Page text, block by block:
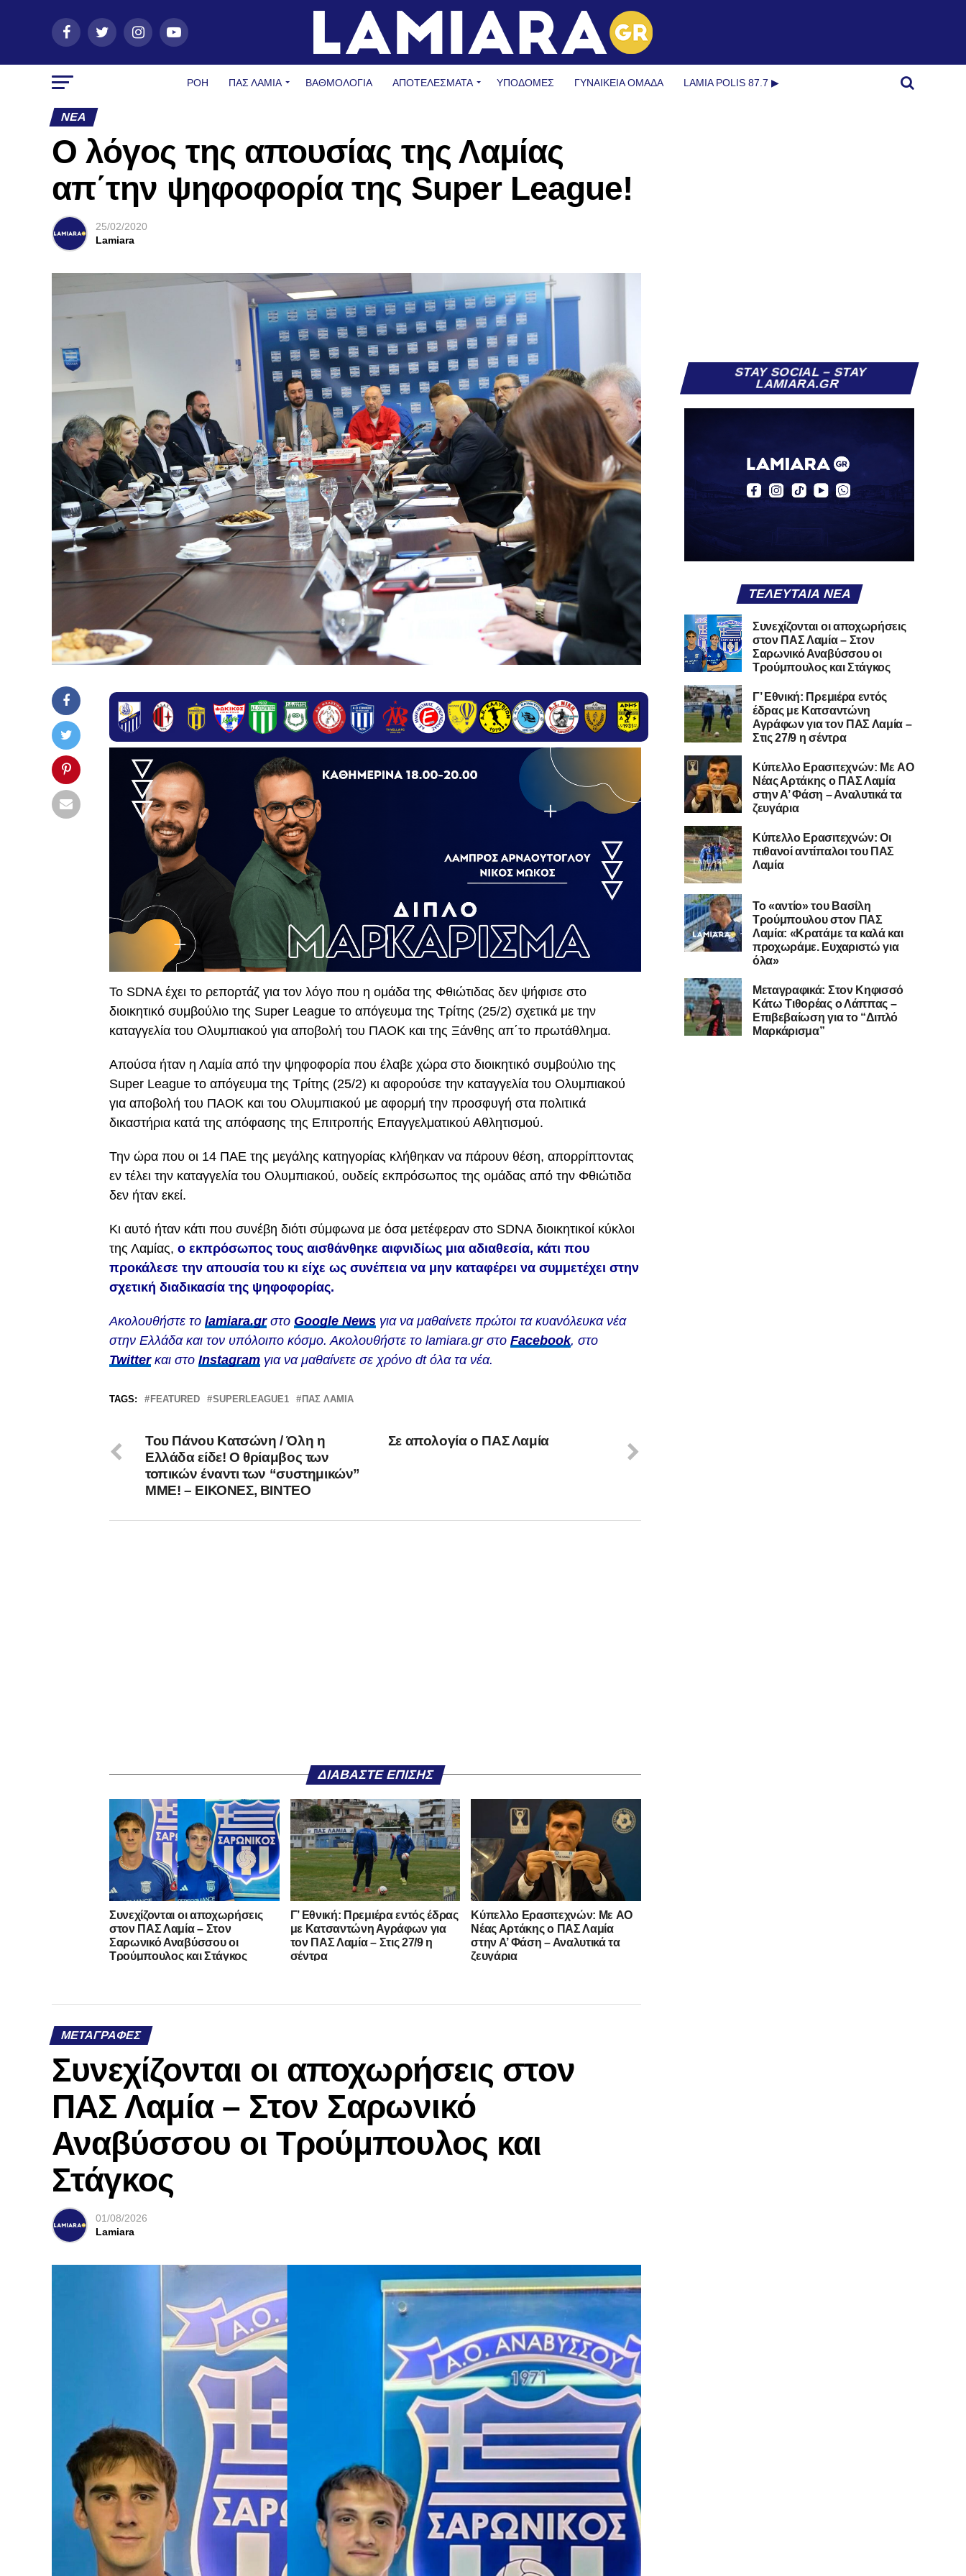
ΡΟΗ ΠΑΣ ΛΑΜΊΑ ΒΑΘΜΟΛΟΓΙΑ ΑΠΟΤΕΛΕΣΜΑΤΑ ΥΠΟΔΟΜΈΣ ΓΥΝΑΙΚΕΊΑ ΟΜΆΔΑ LAMIA POLIS 87.7 ▶︎
ΝΈΑ
O λόγος της απουσίας της Λαμίας
απ΄την ψηφοφορία της Super League!
25/02/2020
Lamiara
Το SDNA έχει το ρεπορτάζ για τον λόγο που η ομάδα της Φθιώτιδας δεν ψήφισε στο
διοικητικό συμβούλιο της Super League το απόγευμα της Τρίτης (25/2) σχετικά με την
καταγγελία του Ολυμπιακού για αποβολή του ΠΑΟΚ και της Ξάνθης απ΄το πρωτάθλημα.
Απούσα ήταν η Λαμία από την ψηφοφορία που έλαβε χώρα στο διοικητικό συμβούλιο της
Super League το απόγευμα της Τρίτης (25/2) κι αφορούσε την καταγγελία του Ολυμπιακού
για αποβολή του ΠΑΟΚ και του Ολυμπιακού με αφορμή την προσφυγή στα πολιτικά
δικαστήρια κατά της απόφασης της Επιτροπής Επαγγελματικού Αθλητισμού.
Την ώρα που οι 14 ΠΑΕ της μεγάλης κατηγορίας κλήθηκαν να πάρουν θέση, απορρίπτοντας
εν τέλει την καταγγελία του Ολυμπιακού, ουδείς εκπρόσωπος της ομάδας από την Φθιώτιδα
δεν ήταν εκεί.
Κι αυτό ήταν κάτι που συνέβη διότι σύμφωνα με όσα μετέφεραν στο SDNA διοικητικοί κύκλοι
της Λαμίας, o εκπρόσωπος τους αισθάνθηκε αιφνιδίως μια αδιαθεσία, κάτι που
προκάλεσε την απουσία του κι είχε ως συνέπεια να μην καταφέρει να συμμετέχει στην
σχετική διαδικασία της ψηφοφορίας.
Ακολουθήστε το lamiara.grστο Google News για να μαθαίνετε πρώτοι τα κυανόλευκα νέα
στην Ελλάδα και τον υπόλοιπο κόσμο. Ακολουθήστε το lamiara.gr στο Facebook, στο
Twitterκαι στο Instagram για να μαθαίνετε σε χρόνο dt όλα τα νέα.
TAGS: FEATURED SUPERLEAGUE1 ΠΑΣ ΛΑΜΙΑ
Σε απολογία ο ΠΑΣ Λαμία
Του Πάνου Κατσώνη / Όλη η
Ελλάδα είδε! Ο θρίαμβος των
τοπικών έναντι των “συστημικών”
ΜΜΕ! – ΕΙΚΟΝΕΣ, ΒΙΝΤΕΟ
ΔΙΑΒΆΣΤΕ ΕΠΊΣΗΣ
Συνεχίζονται οι αποχωρήσεις
στον ΠΑΣ Λαμία – Στον
Σαρωνικό Αναβύσσου οι
Τρούμπουλος και Στάγκος
Γ’ Εθνική: Πρεμιέρα εντός έδρας
με Κατσαντώνη Αγράφων για
τον ΠΑΣ Λαμία – Στις 27/9 η
σέντρα
Kύπελλο Ερασιτεχνών: Με AO
Nέας Αρτάκης ο ΠΑΣ Λαμία
στην Α’ Φάση – Αναλυτικά τα
ζευγάρια
ΜΕΤΑΓΡΑΦΈΣ
Συνεχίζονται οι αποχωρήσεις στον
ΠΑΣ Λαμία – Στον Σαρωνικό
Αναβύσσου οι Τρούμπουλος και
Στάγκος
01/08/2026
Lamiara
STAY SOCIAL – STAY
LAMIARA.GR
ΤΕΛΕΥΤΑΊΑ ΝΈΑ
Συνεχίζονται οι αποχωρήσεις
στον ΠΑΣ Λαμία – Στον
Σαρωνικό Αναβύσσου οι
Τρούμπουλος και Στάγκος
Γ’ Εθνική: Πρεμιέρα εντός
έδρας με Κατσαντώνη
Αγράφων για τον ΠΑΣ Λαμία –
Στις 27/9 η σέντρα
Kύπελλο Ερασιτεχνών: Με AO
Nέας Αρτάκης ο ΠΑΣ Λαμία
στην Α’ Φάση – Αναλυτικά τα
ζευγάρια
Κύπελλο Ερασιτεχνών: Οι
πιθανοί αντίπαλοι του ΠΑΣ
Λαμία
Το «αντίο» του Βασίλη
Τρούμπουλου στον ΠΑΣ
Λαμία: «Κρατάμε τα καλά και
προχωράμε. Ευχαριστώ για
όλα»
Μεταγραφικά: Στον Κηφισσό
Κάτω Τιθορέας ο Λάππας –
Επιβεβαίωση για το “Διπλό
Μαρκάρισμα”